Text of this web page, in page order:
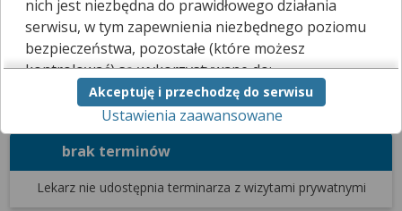
Terminarz Filtrowanie wyników
Zarezerwuj wizytę prywatną
brak terminów
Lekarz nie udostępnia terminarza z wizytami prywatnymi
nich jest niezbędna do prawidłowego działania
serwisu, w tym zapewnienia niezbędnego poziomu
bezpieczeństwa, pozostałe (które możesz
kontrolować) są wykorzystywane do:
obsługi dodatkowych funkcjonalności
usprawniających działanie naszego serwisu,
analizy tego, w jaki sposób korzystasz z naszej
strony,
marketingu bezpośredniego i wyświetlania reklam, w
tym reklam spersonalizowanych,
Akceptuję i przechodzę do serwisu
Ustawienia zaawansowane